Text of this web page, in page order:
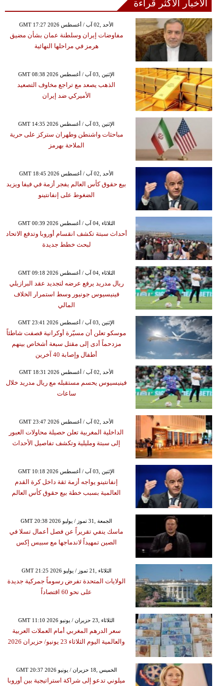
الأخبار الأكثر قراءة
GMT 17:27 2026 الأحد ,02 آب / أغسطس
مفاوضات إيران وسلطنة عمان بشأن مضيق
هرمز في مراحلها النهائية
GMT 08:38 2026 الإثنين ,03 آب / أغسطس
الذهب يصعد مع تراجع مخاوف التصعيد
الأميركي ضد إيران
GMT 14:35 2026 الإثنين ,03 آب / أغسطس
مباحثات واشنطن وطهران ستركز على حرية
الملاحة بهرمز
GMT 18:45 2026 الأحد ,02 آب / أغسطس
بيع حقوق كأس العالم يفجر أزمة في فيفا ويزيد
الضغوط على إنفانتينو
GMT 00:39 2026 الثلاثاء ,04 آب / أغسطس
أحداث سبتة تكشف انقسام أوروبا وتدفع الاتحاد
لبحث خطط جديدة
GMT 09:18 2026 الثلاثاء ,04 آب / أغسطس
ريال مدريد يرفع عرضه لتجديد عقد البرازيلي
فينيسيوس جونيور وسط استمرار الخلاف
المالي
GMT 23:41 2026 الإثنين ,03 آب / أغسطس
موسكو تعلن أن مسيّرة أوكرانية قصفت شاطئاً
مزدحماً أدى إلى مقتل سبعة أشخاص بينهم
أطفال وإصابة 40 آخرين
GMT 18:31 2026 الأحد ,02 آب / أغسطس
فينيسيوس يحسم مستقبله مع ريال مدريد خلال
ساعات
GMT 23:47 2026 الأحد ,02 آب / أغسطس
الداخلية المغربية تعلن حصيلة محاولات العبور
إلى سبتة ومليلية وتكشف تفاصيل الأحداث
GMT 10:18 2026 الإثنين ,03 آب / أغسطس
إنفانتينو يواجه أزمة ثقة داخل كرة القدم
العالمية بسبب خطة بيع حقوق كأس العالم
GMT 20:38 2026 الجمعة ,31 تموز / يوليو
ماسك ينفي تقريراً عن فصل أعمال تسلا في
الصين تمهيداً لاندماجها مع سبيس إكس
GMT 21:25 2026 الثلاثاء ,21 تموز / يوليو
الولايات المتحدة تفرض رسوماً جمركية جديدة
على نحو 60 اقتصاداً
GMT 11:10 2026 الثلاثاء ,23 حزيران / يونيو
سعر الدرهم المغربي أمام العملات العربية
والعالمية اليوم الثلاثاء 23 يونيو/ حزيران 2026
GMT 20:37 2026 الخميس ,18 حزيران / يونيو
ميلوني تدعو إلى شراكة استراتيجية بين أوروبا